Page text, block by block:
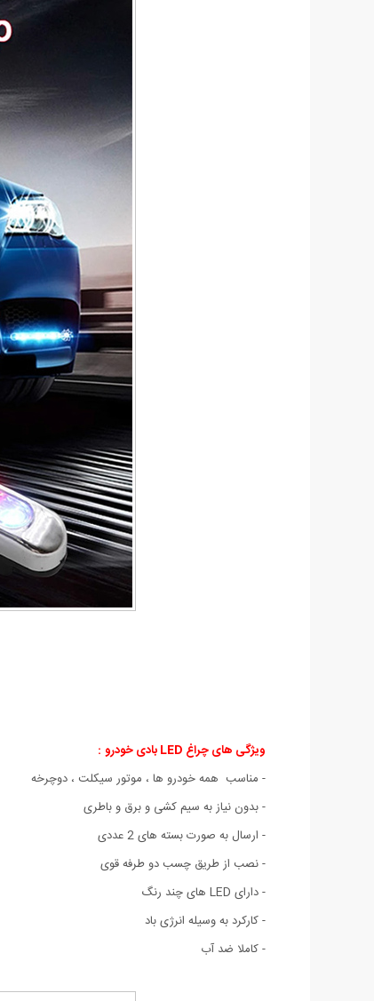
ویژگی های چراغ LED بادی خودرو
:
- مناسب همه خودرو ها ، موتور سیکلت ، دوچرخه
- بدون نیاز به سیم کشی و برق و باطری
- ارسال به صورت بسته های 2 عددی
- نصب از طریق چسب دو طرفه قوی
- دارای LED های چند رنگ
- کارکرد به وسیله انرژی باد
- کاملا ضد آب